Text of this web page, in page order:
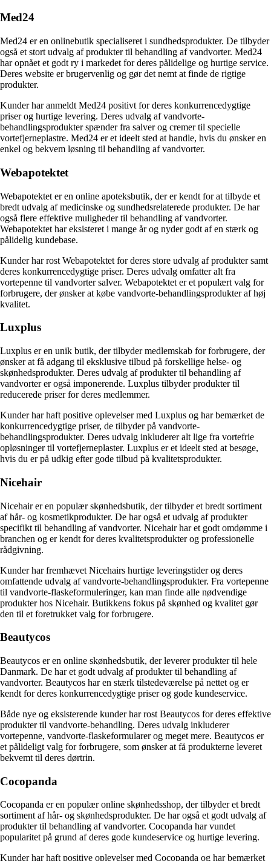
Med24
Med24 er en onlinebutik specialiseret i sundhedsprodukter. De tilbyder
også et stort udvalg af produkter til behandling af vandvorter. Med24
har opnået et godt ry i markedet for deres pålidelige og hurtige service.
Deres website er brugervenlig og gør det nemt at finde de rigtige
produkter.
Kunder har anmeldt Med24 positivt for deres konkurrencedygtige
priser og hurtige levering. Deres udvalg af vandvorte-
behandlingsprodukter spænder fra salver og cremer til specielle
vortefjerneplastre. Med24 er et ideelt sted at handle, hvis du ønsker en
enkel og bekvem løsning til behandling af vandvorter.
Webapotektet
Webapotektet er en online apoteksbutik, der er kendt for at tilbyde et
bredt udvalg af medicinske og sundhedsrelaterede produkter. De har
også flere effektive muligheder til behandling af vandvorter.
Webapotektet har eksisteret i mange år og nyder godt af en stærk og
pålidelig kundebase.
Kunder har rost Webapotektet for deres store udvalg af produkter samt
deres konkurrencedygtige priser. Deres udvalg omfatter alt fra
vortepenne til vandvorter salver. Webapotektet er et populært valg for
forbrugere, der ønsker at købe vandvorte-behandlingsprodukter af høj
kvalitet.
Luxplus
Luxplus er en unik butik, der tilbyder medlemskab for forbrugere, der
ønsker at få adgang til eksklusive tilbud på forskellige helse- og
skønhedsprodukter. Deres udvalg af produkter til behandling af
vandvorter er også imponerende. Luxplus tilbyder produkter til
reducerede priser for deres medlemmer.
Kunder har haft positive oplevelser med Luxplus og har bemærket de
konkurrencedygtige priser, de tilbyder på vandvorte-
behandlingsprodukter. Deres udvalg inkluderer alt lige fra vortefrie
opløsninger til vortefjerneplaster. Luxplus er et ideelt sted at besøge,
hvis du er på udkig efter gode tilbud på kvalitetsprodukter.
Nicehair
Nicehair er en populær skønhedsbutik, der tilbyder et bredt sortiment
af hår- og kosmetikprodukter. De har også et udvalg af produkter
specifikt til behandling af vandvorter. Nicehair har et godt omdømme i
branchen og er kendt for deres kvalitetsprodukter og professionelle
rådgivning.
Kunder har fremhævet Nicehairs hurtige leveringstider og deres
omfattende udvalg af vandvorte-behandlingsprodukter. Fra vortepenne
til vandvorte-flaskeformuleringer, kan man finde alle nødvendige
produkter hos Nicehair. Butikkens fokus på skønhed og kvalitet gør
den til et foretrukket valg for forbrugere.
Beautycos
Beautycos er en online skønhedsbutik, der leverer produkter til hele
Danmark. De har et godt udvalg af produkter til behandling af
vandvorter. Beautycos har en stærk tilstedeværelse på nettet og er
kendt for deres konkurrencedygtige priser og gode kundeservice.
Både nye og eksisterende kunder har rost Beautycos for deres effektive
produkter til vandvorte-behandling. Deres udvalg inkluderer
vortepenne, vandvorte-flaskeformularer og meget mere. Beautycos er
et pålideligt valg for forbrugere, som ønsker at få produkterne leveret
bekvemt til deres dørtrin.
Cocopanda
Cocopanda er en populær online skønhedsshop, der tilbyder et bredt
sortiment af hår- og skønhedsprodukter. De har også et godt udvalg af
produkter til behandling af vandvorter. Cocopanda har vundet
popularitet på grund af deres gode kundeservice og hurtige levering.
Kunder har haft positive oplevelser med Cocopanda og har bemærket